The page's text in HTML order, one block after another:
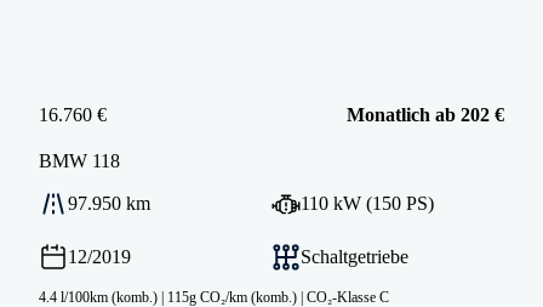
16.760 € Monatlich ab 202 €
BMW 118
97.950 km 110 kW (150 PS)
12/2019 Schaltgetriebe
4.4 l/100km (komb.) | 115g CO₂/km (komb.) | CO₂-Klasse C